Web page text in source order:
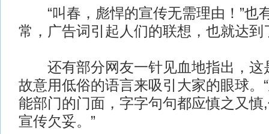
“叫春，彪悍的宣传无需理由！”也
常，广告词引起人们的联想，也就达到
还有部分网友一针见血地指出，这
故意用低俗的语言来吸引大家的眼球。
能部门的门面，字字句句都应慎之又
宣传欠妥。”